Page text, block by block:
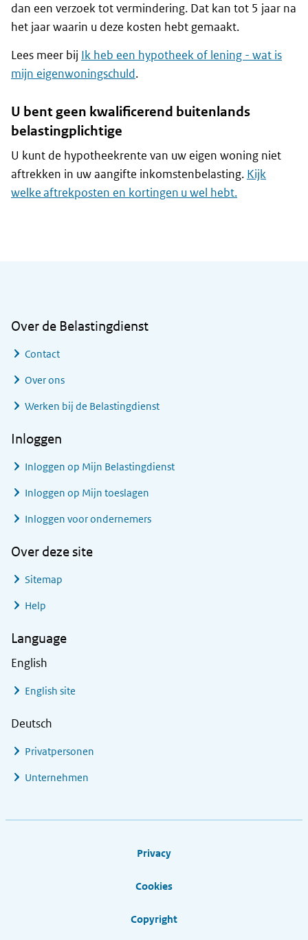
dan een verzoek tot vermindering. Dat kan tot 5 jaar na
het jaar waarin u deze kosten hebt gemaakt.
Lees meer bij Ik heb een hypotheek of lening - wat is
mijn eigenwoningschuld.
U bent geen kwalificerend buitenlands
belastingplichtige
U kunt de hypotheekrente van uw eigen woning niet
aftrekken in uw aangifte inkomstenbelasting. Kijk
welke aftrekposten en kortingen u wel hebt.
Over de Belastingdienst
Contact
Over ons
Werken bij de Belastingdienst
Inloggen
Inloggen op Mijn Belastingdienst
Inloggen op Mijn toeslagen
Inloggen voor ondernemers
Over deze site
Sitemap
Help
Language
English
English site
Deutsch
Privatpersonen
Unternehmen
Privacy
Cookies
Copyright